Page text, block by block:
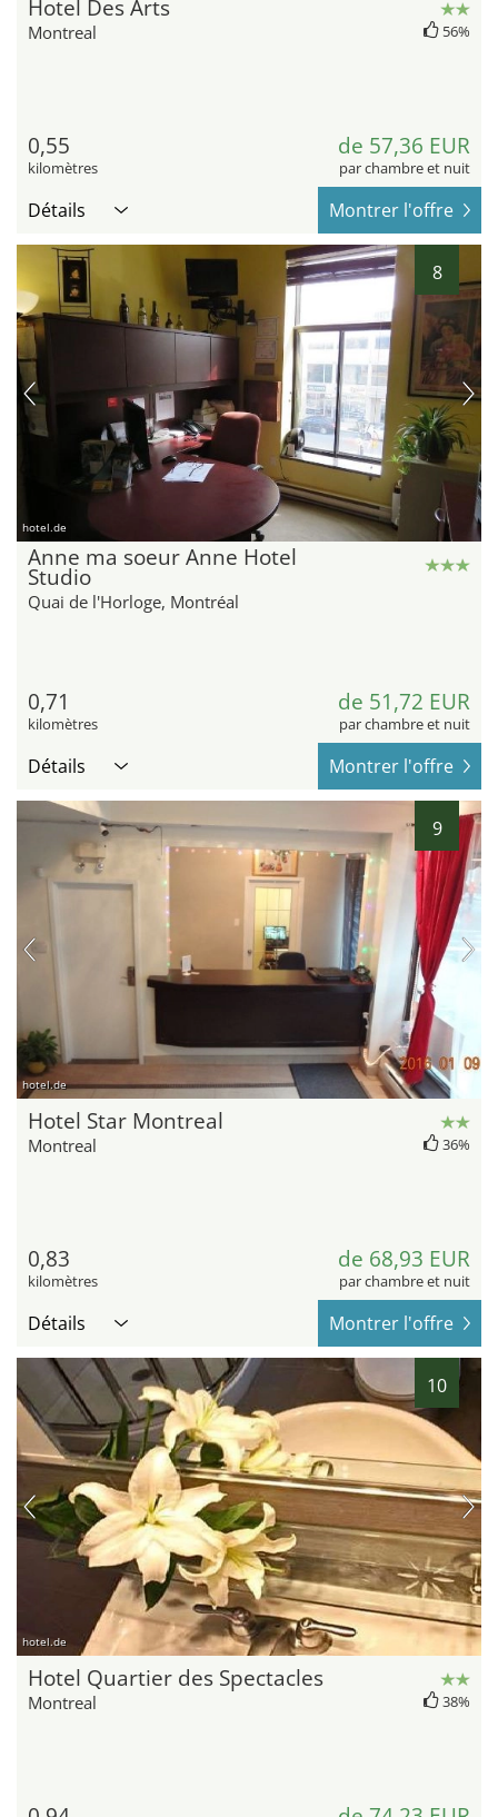
Hotel Des Arts
Montreal 56%
0,55
kilomètres
de 57,36 EUR
par chambre et nuit
Détails Montrer l'offre
8
hotel.de
Anne ma soeur Anne Hotel
Studio
Quai de l'Horloge, Montréal
0,71
kilomètres
de 51,72 EUR
par chambre et nuit
Détails Montrer l'offre
9
hotel.de
Hotel Star Montreal
Montreal 36%
0,83
kilomètres
de 68,93 EUR
par chambre et nuit
Détails Montrer l'offre
10
hotel.de
Hotel Quartier des Spectacles
Montreal 38%